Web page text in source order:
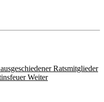
Ratsmitglieder
Weiter